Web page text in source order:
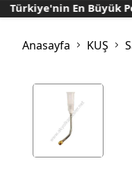
Kafes
Muhabbet
Papağan
Taşıma Kafesi
Rulolu Kafes
Kedi Kuru
Taşımalar
Kuru Mamalar
Mama ve Su Kapları
Guinea Pig
En Büyük Pet
Anasayfa KUŞ